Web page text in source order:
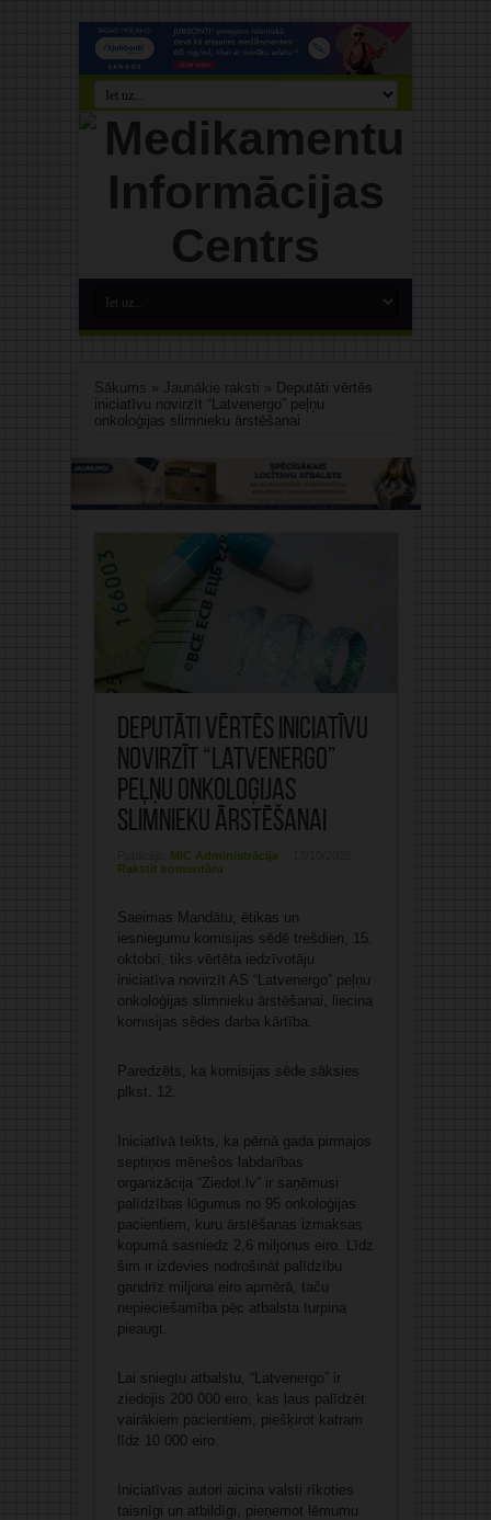
Sākums » Jaunākie raksti » Deputāti vērtēs
iniciatīvu novirzīt “Latvenergo” peļņu
onkoloģijas slimnieku ārstēšanai
Deputāti vērtēs iniciatīvu
novirzīt “Latvenergo”
peļņu onkoloģijas
slimnieku ārstēšanai
MIC Administrācija
Rakstīt komentāru
Saeimas Mandātu, ētikas un
iesniegumu komisijas sēdē trešdien, 15.
oktobrī, tiks vērtēta iedzīvotāju
iniciatīva novirzīt AS “Latvenergo” peļņu
onkoloģijas slimnieku ārstēšanai, liecina
komisijas sēdes darba kārtība.
Paredzēts, ka komisijas sēde sāksies
plkst. 12.
Iniciatīvā teikts, ka pērnā gada pirmajos
septiņos mēnešos labdarības
organizācija “Ziedot.lv” ir saņēmusi
palīdzības lūgumus no 95 onkoloģijas
pacientiem, kuru ārstēšanas izmaksas
kopumā sasniedz 2,6 miljonus eiro. Līdz
šim ir izdevies nodrošināt palīdzību
gandrīz miljona eiro apmērā, taču
nepieciešamība pēc atbalsta turpina
pieaugt.
Lai sniegtu atbalstu, “Latvenergo” ir
ziedojis 200 000 eiro, kas ļaus palīdzēt
vairākiem pacientiem, piešķirot katram
līdz 10 000 eiro.
Iniciatīvas autori aicina valsti rīkoties
taisnīgi un atbildīgi, pieņemot lēmumu